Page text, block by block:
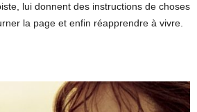
lui donnent des instructions de choses
la page et enfin réapprendre à vivre.